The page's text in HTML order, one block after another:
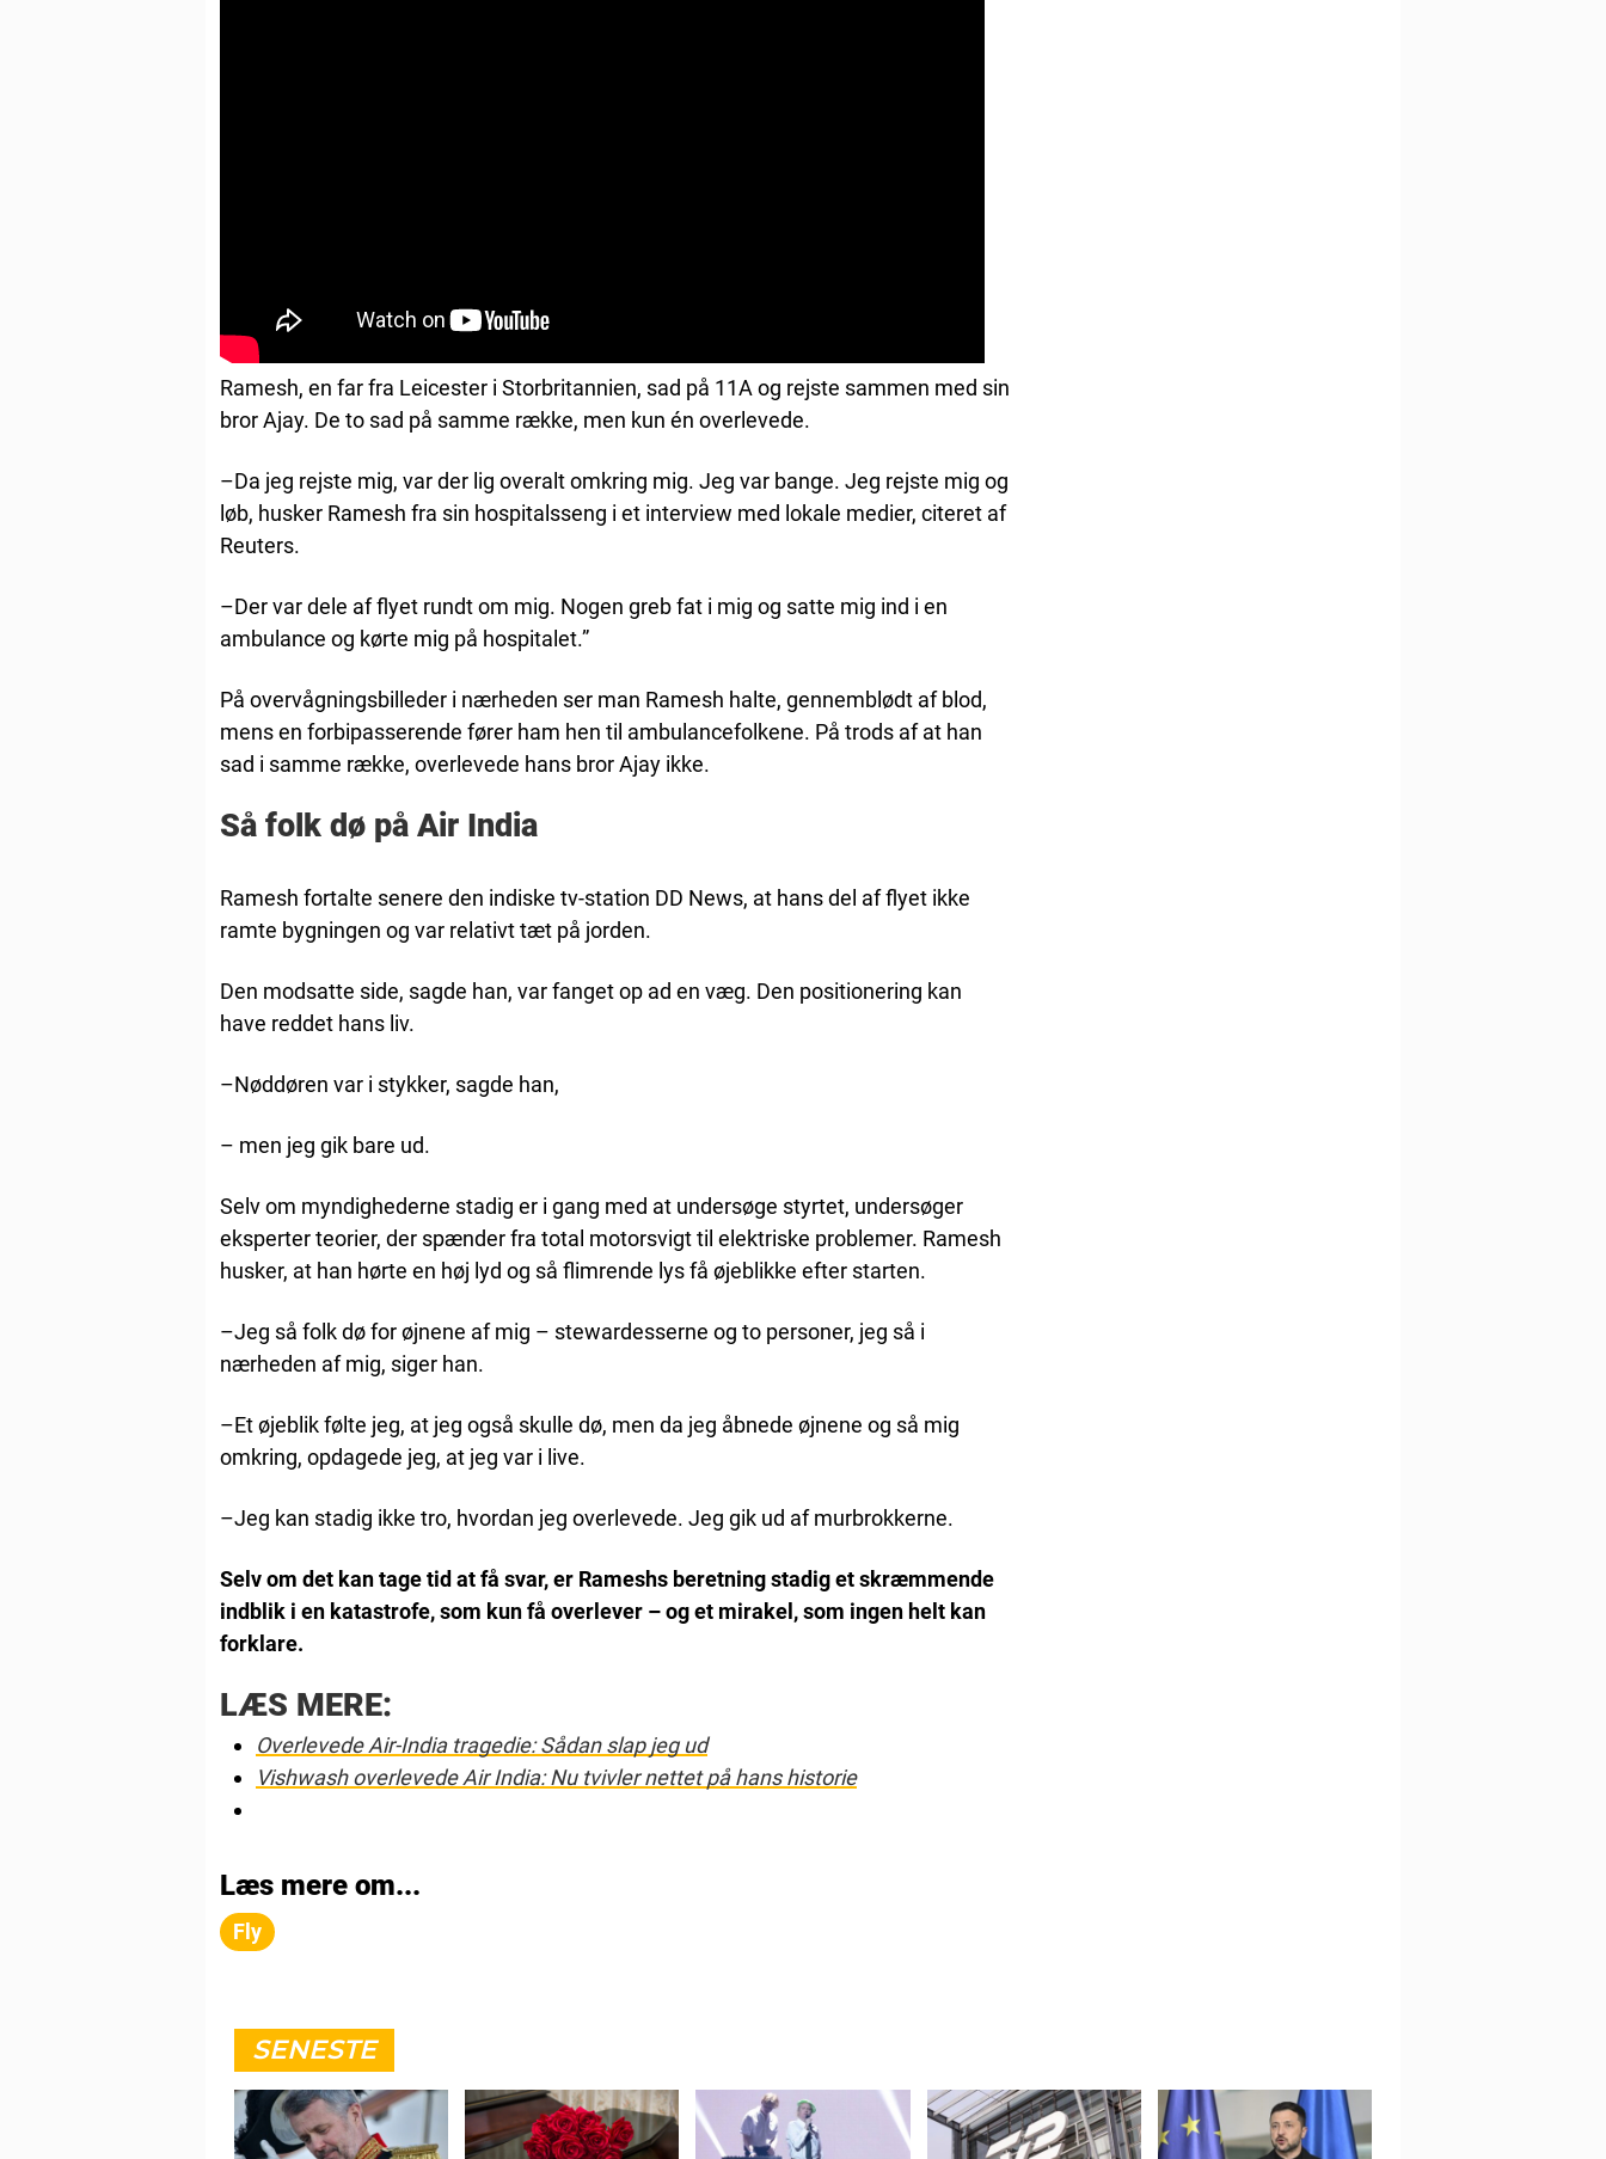
Ramesh, en far fra Leicester i Storbritannien, sad på 11A og rejste sammen med sin
bror Ajay. De to sad på samme række, men kun én overlevede.
–Da jeg rejste mig, var der lig overalt omkring mig. Jeg var bange. Jeg rejste mig og
løb, husker Ramesh fra sin hospitalsseng i et interview med lokale medier, citeret af
Reuters.
–Der var dele af flyet rundt om mig. Nogen greb fat i mig og satte mig ind i en
ambulance og kørte mig på hospitalet.”
På overvågningsbilleder i nærheden ser man Ramesh halte, gennemblødt af blod,
mens en forbipasserende fører ham hen til ambulancefolkene. På trods af at han
sad i samme række, overlevede hans bror Ajay ikke.
Så folk dø på Air India
Ramesh fortalte senere den indiske tv-station DD News, at hans del af flyet ikke
ramte bygningen og var relativt tæt på jorden.
Den modsatte side, sagde han, var fanget op ad en væg. Den positionering kan
have reddet hans liv.
–Nøddøren var i stykker, sagde han,
– men jeg gik bare ud.
Selv om myndighederne stadig er i gang med at undersøge styrtet, undersøger
eksperter teorier, der spænder fra total motorsvigt til elektriske problemer. Ramesh
husker, at han hørte en høj lyd og så flimrende lys få øjeblikke efter starten.
–Jeg så folk dø for øjnene af mig – stewardesserne og to personer, jeg så i
nærheden af mig, siger han.
–Et øjeblik følte jeg, at jeg også skulle dø, men da jeg åbnede øjnene og så mig
omkring, opdagede jeg, at jeg var i live.
–Jeg kan stadig ikke tro, hvordan jeg overlevede. Jeg gik ud af murbrokkerne.
Selv om det kan tage tid at få svar, er Rameshs beretning stadig et skræmmende
indblik i en katastrofe, som kun få overlever – og et mirakel, som ingen helt kan
forklare.
LÆS MERE:
Overlevede Air-India tragedie: Sådan slap jeg ud
Vishwash overlevede Air India: Nu tvivler nettet på hans historie
Læs mere om...
Fly
SENESTE